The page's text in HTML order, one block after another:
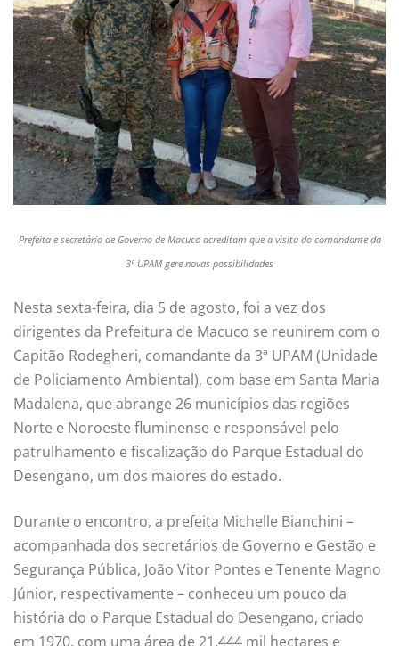
Prefeita e secretário de Governo de Macuco acreditam que a visita do comandante da
3ª UPAM gere novas possibilidades
Nesta sexta-feira, dia 5 de agosto, foi a vez dos
dirigentes da Prefeitura de Macuco se reunirem com o
Capitão Rodegheri, comandante da 3ª UPAM (Unidade
de Policiamento Ambiental), com base em Santa Maria
Madalena, que abrange 26 municípios das regiões
Norte e Noroeste fluminense e responsável pelo
patrulhamento e fiscalização do Parque Estadual do
Desengano, um dos maiores do estado.
Durante o encontro, a prefeita Michelle Bianchini –
acompanhada dos secretários de Governo e Gestão e
Segurança Pública, João Vitor Pontes e Tenente Magno
Júnior, respectivamente – conheceu um pouco da
história do o Parque Estadual do Desengano, criado
em 1970, com uma área de 21.444 mil hectares e